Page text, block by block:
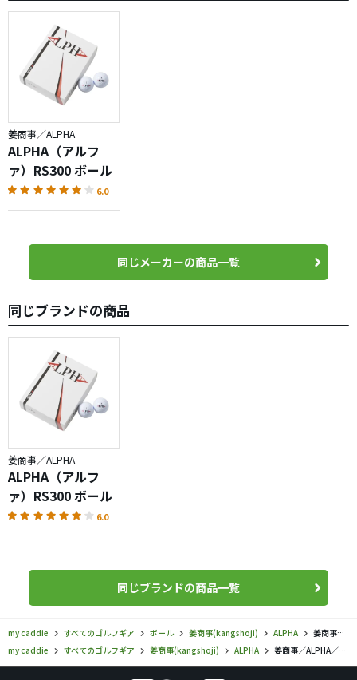
姜商事／ALPHA
ALPHA（アルフ
ァ）RS300 ボール
6.0
同じメーカーの商品一覧
同じブランドの商品
姜商事／ALPHA
ALPHA（アルフ
ァ）RS300 ボール
6.0
同じブランドの商品一覧
my caddie すべてのゴルフギア ボール 姜商事(kangshoji) ALPHA
姜商事／ALPHA／ALPHA（アルファ）ACSEND1 ボールの口コミ評価
my caddie
すべてのゴルフギア 姜商事(kangshoji) ALPHA 姜商事／ALPHA／ALPHA（アルファ）ACSEND1 ボールの口コミ評価